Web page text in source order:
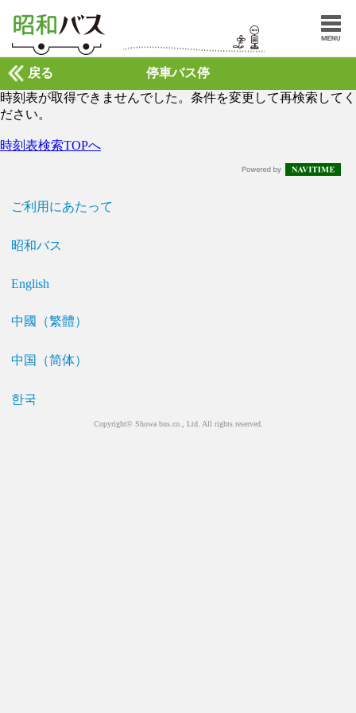
停車バス停
戻る
時刻表が取得できませんでした。条件を変更して再検索してく
ださい。
時刻表検索TOPへ
ご利用にあたって
昭和バス
English
中國（繁體）
中国（简体）
한국
Copyright© Showa bus.co., Ltd. All rights reserved.